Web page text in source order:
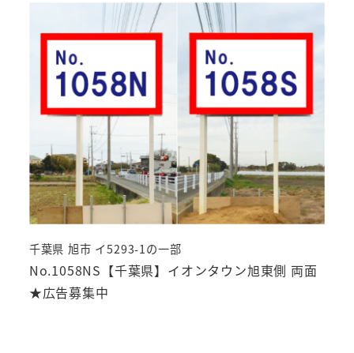
No.1058NS【千葉県】イオンタウン旭東側 両面
★広告募集中
千葉県 旭市 イ5293-1の一部